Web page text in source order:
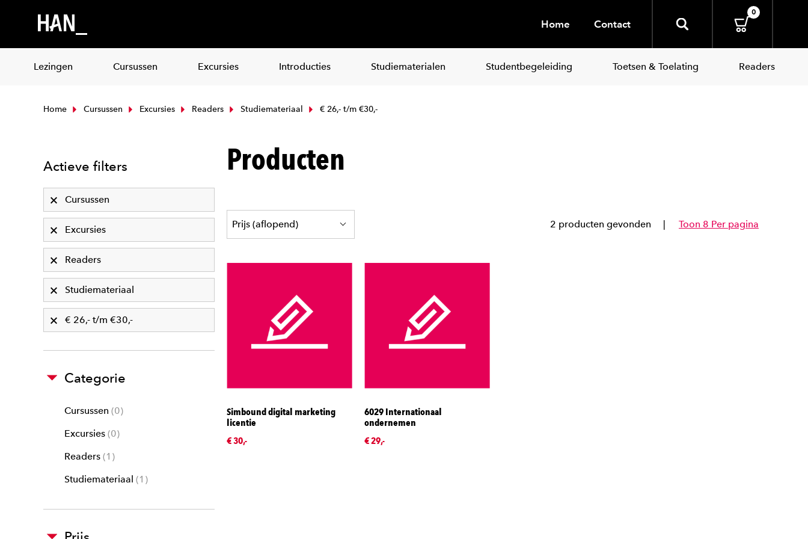
Home Contact
0
Lezingen Cursussen Excursies Introducties Studiematerialen Studentbegeleiding Toetsen & Toelating Readers
Home Cursussen Excursies Readers Studiemateriaal € 26,- t/m €30,-
Actieve filters
Cursussen
Excursies
Readers
Studiemateriaal
€ 26,- t/m €30,-
Categorie
Cursussen 0
Excursies 0
Readers 1
Studiemateriaal
1
Producten
2 producten gevonden Toon 8 Per pagina
Simbound digital marketing
licentie
€ 30,-
6029 Internationaal
ondernemen
€ 29,-